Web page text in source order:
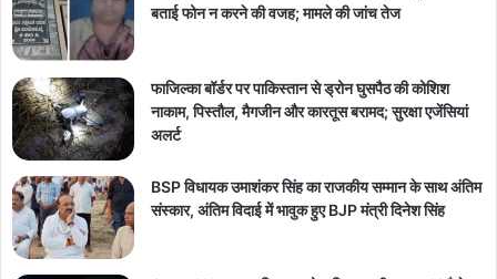
बताई फोन न करने की वजह; मामले की जांच तेज
फाजिल्का बॉर्डर पर पाकिस्तान से ड्रोन घुसपैठ की कोशिश
नाकाम, पिस्तौल, मैगजीन और कारतूस बरामद; सुरक्षा एजेंसियां
अलर्ट
BSP विधायक उमाशंकर सिंह का राजकीय सम्मान के साथ अंतिम
संस्कार, अंतिम विदाई में भावुक हुए BJP मंत्री दिनेश सिंह